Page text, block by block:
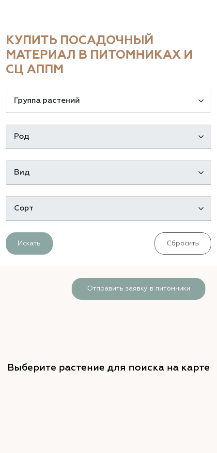
КУПИТЬ ПОСАДОЧНЫЙ
МАТЕРИАЛ В ПИТОМНИКАХ И
СЦ АППМ
Искать Сбросить
Отправить заявку в питомники
Выберите растение для поиска на карте